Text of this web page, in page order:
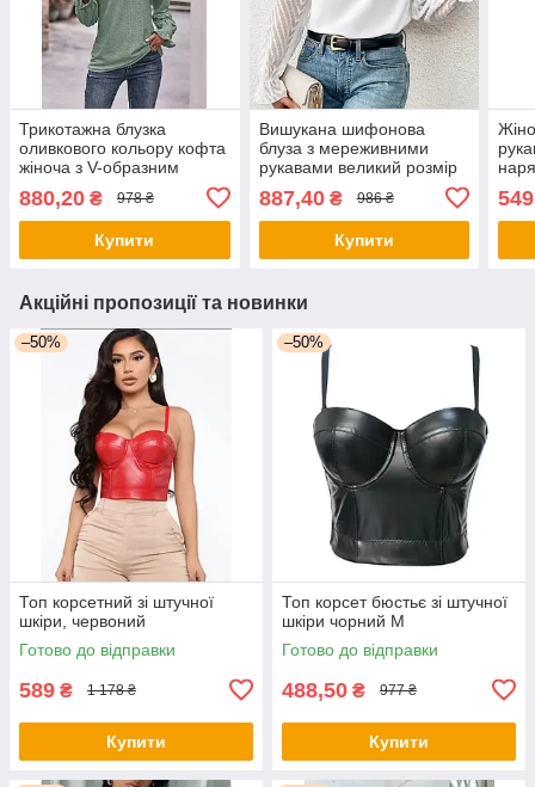
Трикотажна блузка
оливкового кольору кофта
жіноча з V-образним
резинці
880,20 ₴ 978 ₴
Купити
Вишукана шифонова
блуза з мереживними
рукавами великий розмір
887,40₴ 986 ₴
Купити
549
Акційні пропозиції та новинки
–50%
Топ корсетний зі штучної
шкіри, червоний
Готово до відправки
589 ₴ 1 178 ₴
Купити
–50%
Топ корсет бюстьє зі штучної
шкіри чорний М
Готово до відправки
488,50 ₴ 977 ₴
Купити